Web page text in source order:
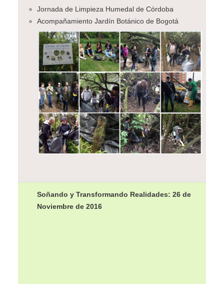
Jornada de Limpieza Humedal de Córdoba
Acompañamiento Jardín Botánico de Bogotá
Soñando y Transformando Realidades: 26 de
Noviembre de 2016